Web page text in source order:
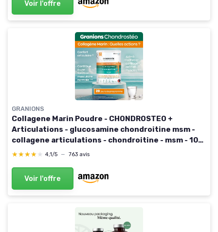
Voir l'offre
GRANIONS
Collagene Marin Poudre - CHONDROSTEO +
Articulations - glucosamine chondroitine msm -
collagene articulations - chondroitine - msm - 10g
PAR JOUR - Goût Fruits Rouges - 280 g
★★★★★
★★★★★ 4,1/5 — 763 avis
Voir l'offre